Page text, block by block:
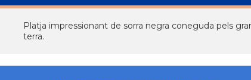
Platja impressionant de sorra negra coneguda pels
terra.